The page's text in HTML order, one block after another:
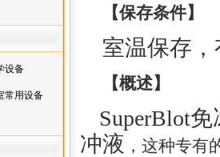
设备
常用设备
【保存条件】
室温保存
【概述】
SuperBlot免
冲液 ， 这种专有